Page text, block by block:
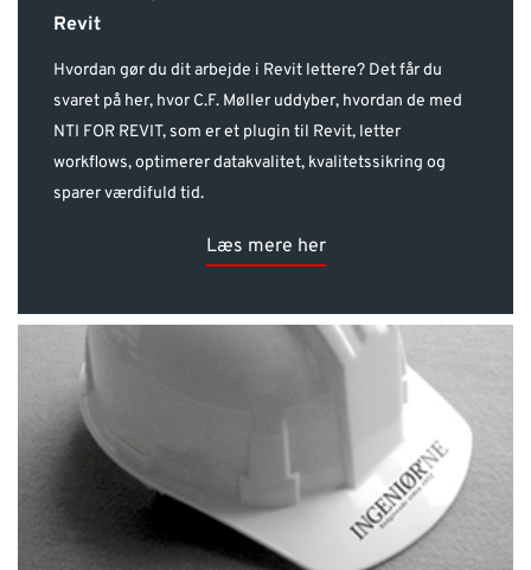
Revit
Hvordan gør du dit arbejde i Revit lettere? Det får du
svaret på her, hvor C.F. Møller uddyber, hvordan de med
NTI FOR REVIT, som er et plugin til Revit, letter
workflows, optimerer datakvalitet, kvalitetssikring og
sparer værdifuld tid.
Læs mere her